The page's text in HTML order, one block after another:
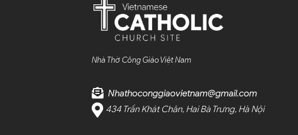
Nhà Thờ Công Giáo Việt Nam
Nhathoconggiaovietnam@gmail.com
434 Trần Khát Chân, Hai Bà Trưng, Hà Nội